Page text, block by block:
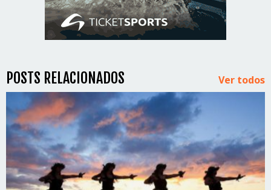
POSTS RELACIONADOS Ver todos